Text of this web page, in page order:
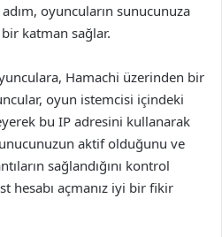
oyuncuların sunucunuza
katman sağlar.
Hamachi üzerinden bir
oyun istemcisi içindeki
bu IP adresini kullanarak
aktif olduğunu ve
sağlandığını kontrol
hesabı açmanız iyi bir fikir